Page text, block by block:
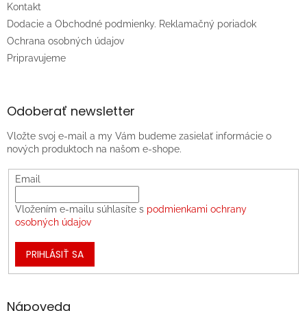
Kontakt
Dodacie a Obchodné podmienky. Reklamačný poriadok
Ochrana osobných údajov
Pripravujeme
Odoberať newsletter
Vložte svoj e-mail a my Vám budeme zasielať informácie o
nových produktoch na našom e-shope.
Email
Vložením e-mailu súhlasíte s podmienkami ochrany
osobných údajov
PRIHLÁSIŤ SA
Nápoveda